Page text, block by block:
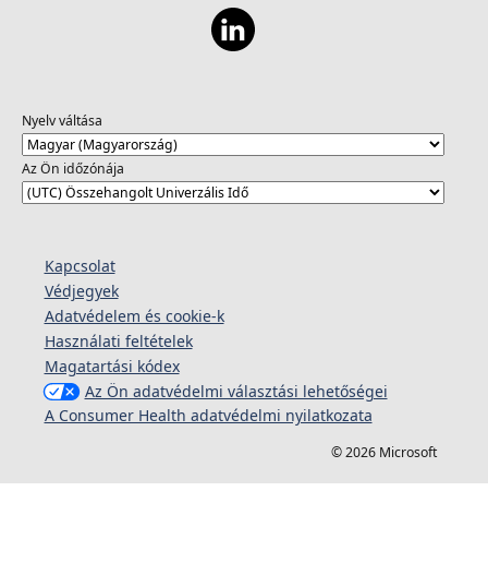
Nyelv váltása
Az Ön időzónája
Kapcsolat
Védjegyek
Adatvédelem és cookie-k
Használati feltételek
Magatartási kódex
Az Ön adatvédelmi választási lehetőségei
A Consumer Health adatvédelmi nyilatkozata
© 2026 Microsoft